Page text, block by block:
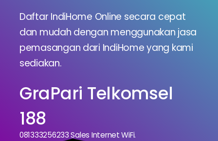
Daftar IndiHome Online secara cepat
dan mudah dengan menggunakan jasa
pemasangan dari IndiHome yang kami
sediakan.
GraPari Telkomsel
188
081333256233 Sales Internet WiFi.